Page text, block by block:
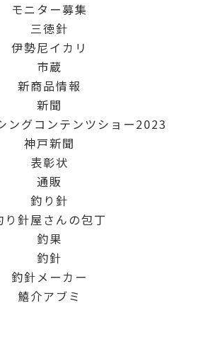
モニター募集
三徳針
伊勢尼イカリ
市蔵
新商品情報
新聞
ングコンテンツショー2023
神戸新聞
表彰状
通販
釣り針
り針屋さんの包丁
釣果
釣針
釣針メーカー
鱚介アブミ